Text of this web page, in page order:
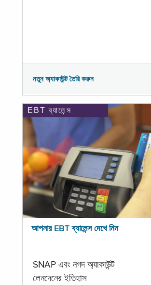
নতুন অ্যাকাউন্ট তৈরি করুন
EBT ব্যালেন্স
আপনার EBT ব্যালেন্স দেখে নিন
SNAP এবং নগদ অ্যাকাউন্ট
লেনদেনের ইতিহাস